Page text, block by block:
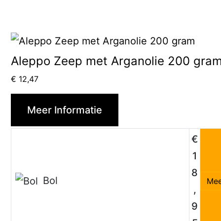
Aleppo Zeep met Arganolie 200
€ 12,47
Meer Informatie
Bol
€
1
8
,
9